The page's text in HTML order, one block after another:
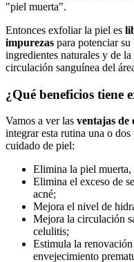
"piel muerta".
Entonces exfoliar la piel es
impurezas para potenciar
ingredientes naturales y de
circulación sanguínea del
¿Qué beneficios tiene
Vamos a ver las ventajas de
integrar esta rutina una o
cuidado de piel:
Elimina la piel muerta,
Elimina el exceso de
acné;
Mejora el nivel de
Mejora la circulación
celulitis;
Estimula la
envejecimiento